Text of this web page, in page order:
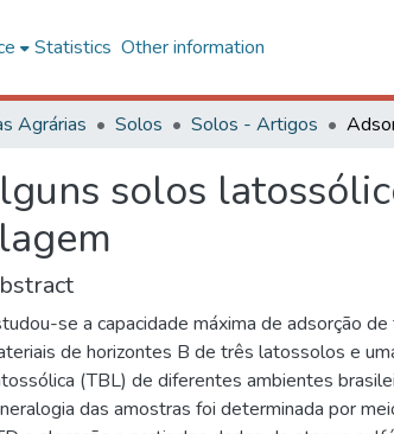
Statistics Other information
Agrárias Solos Solos - Artigos
solos
se a capacidade máxima de adsorção
de horizontes B de três latossolos e
(TBL) de diferentes ambientes
das amostras foi determinada por